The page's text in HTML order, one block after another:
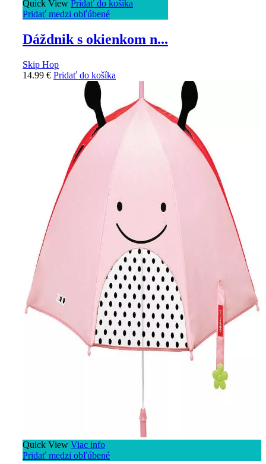
Quick View Pridať do košíka
Pridať medzi obľúbené
Dáždnik s okienkom n...
Skip Hop
14.99 € Pridať do košíka
Quick View Viac info
Pridať medzi obľúbené